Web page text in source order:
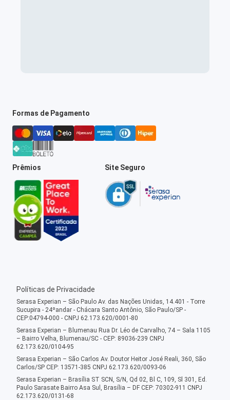
Formas de Pagamento
Prêmios Site Seguro
Políticas de Privacidade
Serasa Experian – São Paulo Av. das Nações Unidas, 14.401 - Torre
Sucupira - 24ºandar - Chácara Santo Antônio, São Paulo/SP -
CEP:04794-000 - CNPJ 62.173.620/0001-80
Serasa Experian – Blumenau Rua Dr. Léo de Carvalho, 74 – Sala 1105
– Bairro Velha, Blumenau/SC - CEP: 89036-239 CNPJ
62.173.620/0104-95
Serasa Experian – São Carlos Av. Doutor Heitor José Reali, 360, São
Carlos/SP CEP: 13571-385 CNPJ 62.173.620/0093-06
Serasa Experian – Brasília ST SCN, S/N, Qd 02, Bl C, 109, Sl 301, Ed.
Paulo Sarasate Bairro Asa Sul, Brasília – DF CEP: 70302-911 CNPJ
62.173.620/0131-68